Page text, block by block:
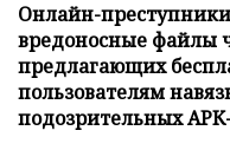
Онлайн-
вредоносные файлы
предлагающих
пользователям
подозрительных